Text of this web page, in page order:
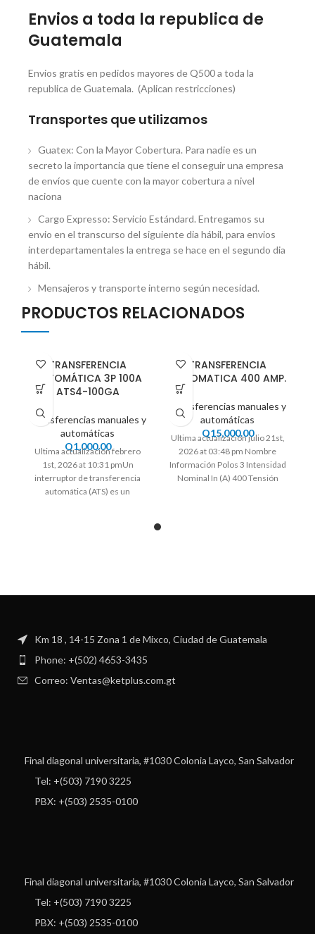
Envios a toda la republica de
Guatemala
Envios gratis en pedidos mayores de Q500 a toda la
republica de Guatemala. (Aplican restricciones)
Transportes que utilizamos
Guatex: Con la Mayor Cobertura. Para nadie es un
secreto la importancia que tiene el conseguir una empresa
de envíos que cuente con la mayor cobertura a nivel
naciona
Cargo Expresso: Servicio Estándard. Entregamos su
envio en el transcurso del siguiente dia hábil, para envios
interdepartamentales la entrega se hace en el segundo dia
hábil.
Mensajeros y transporte interno según necesidad.
PRODUCTOS RELACIONADOS
TRANSFERENCIA
AUTOMÁTICA 3P 100A
ATS4-100GA
Transferencias manuales y
automáticas
Q1,000.00
Ultima actualización febrero
1st, 2026 at 10:31 pmUn
interruptor de transferencia
automática (ATS) es un
TRANSFERENCIA
AUTOMATICA 400 AMP.
Transferencias manuales y
automáticas
Q15,000.00
Ultima actualización julio 21st,
2026 at 03:48 pm Nombre
Información Polos 3 Intensidad
Nominal In (A) 400 Tensión
Km 18 , 14-15 Zona 1 de Mixco, Ciudad de Guatemala
Phone: +(502) 4653-3435
Correo: Ventas@ketplus.com.gt
Final diagonal universitaria, #1030 Colonia Layco, San Salvador
Tel: +(503) 7190 3225
PBX: +(503) 2535-0100
Final diagonal universitaria, #1030 Colonia Layco, San Salvador
Tel: +(503) 7190 3225
PBX: +(503) 2535-0100